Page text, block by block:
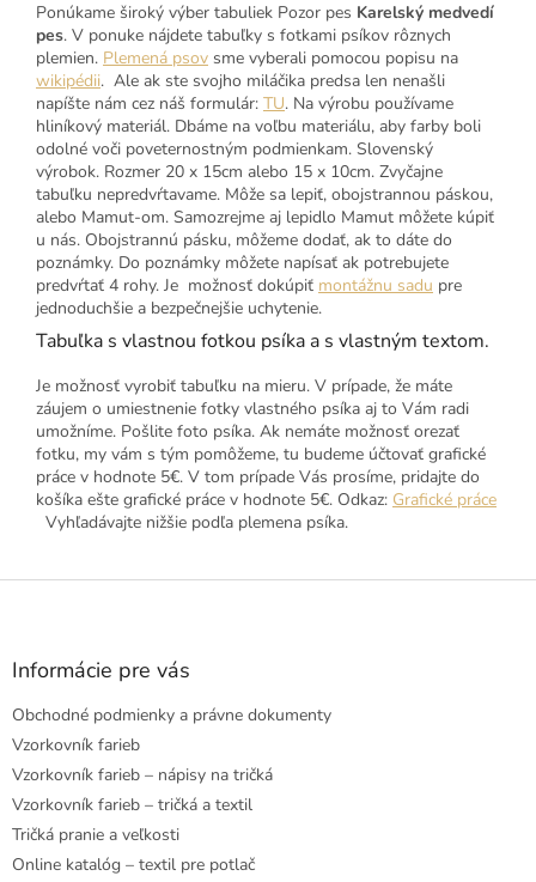
Ponúkame široký výber tabuliek Pozor pes Karelský medvedí
pes. V ponuke nájdete tabuľky s fotkami psíkov rôznych
plemien. Plemená psov sme vyberali pomocou popisu na
wikipédii. Ale ak ste svojho miláčika predsa len nenašli
napíšte nám cez náš formulár: TU. Na výrobu používame
hliníkový materiál. Dbáme na voľbu materiálu, aby farby boli
odolné voči poveternostným podmienkam. Slovenský
výrobok. Rozmer 20 x 15cm alebo 15 x 10cm. Zvyčajne
tabuľku nepredvŕtavame. Môže sa lepiť, obojstrannou páskou,
alebo Mamut-om. Samozrejme aj lepidlo Mamut môžete kúpiť
u nás. Obojstrannú pásku, môžeme dodať, ak to dáte do
poznámky. Do poznámky môžete napísať ak potrebujete
predvŕtať 4 rohy. Je možnosť dokúpiť montážnu sadu pre
jednoduchšie a bezpečnejšie uchytenie.
Tabuľka s vlastnou fotkou psíka a s vlastným textom.
Je možnosť vyrobiť tabuľku na mieru. V prípade, že máte
záujem o umiestnenie fotky vlastného psíka aj to Vám radi
umožníme. Pošlite foto psíka. Ak nemáte možnosť orezať
fotku, my vám s tým pomôžeme, tu budeme účtovať grafické
práce v hodnote 5€. V tom prípade Vás prosíme, pridajte do
košíka ešte grafické práce v hodnote 5€. Odkaz: Grafické práce
Vyhľadávajte nižšie podľa plemena psíka.
Z
Informácie pre vás
Obchodné podmienky a právne dokumenty
Vzorkovník farieb
Vzorkovník farieb – nápisy na tričká
Vzorkovník farieb – tričká a textil
Tričká pranie a veľkosti
Online katalóg – textil pre potlač